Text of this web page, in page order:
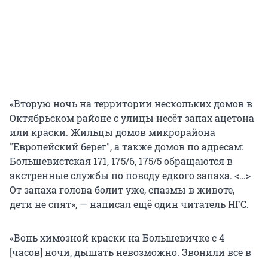
«Вторую ночь на территории нескольких домов в
Октябрьском районе с улицы несёт запах ацетона
или краски. Жильцы домов микрорайона
"Европейский берег", а также домов по адресам:
Большевистская 171, 175/6, 175/5 обращаются в
экстренные службы по поводу едкого запаха. <…>
От запаха голова болит уже, спазмы в животе,
дети не спят», — написал ещё один читатель НГС.
«Вонь химозной краски на Большевичке с 4
[часов] ночи, дышать невозможно. Звонили все в